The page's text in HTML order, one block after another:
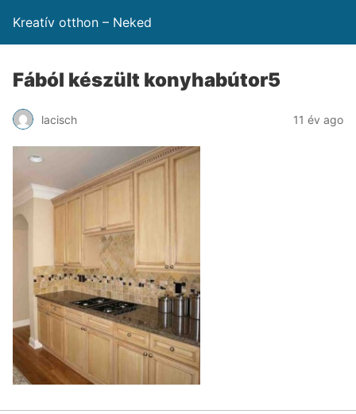
Kreatív otthon – Neked
Fából készült konyhabútor5
lacisch 11 év ago